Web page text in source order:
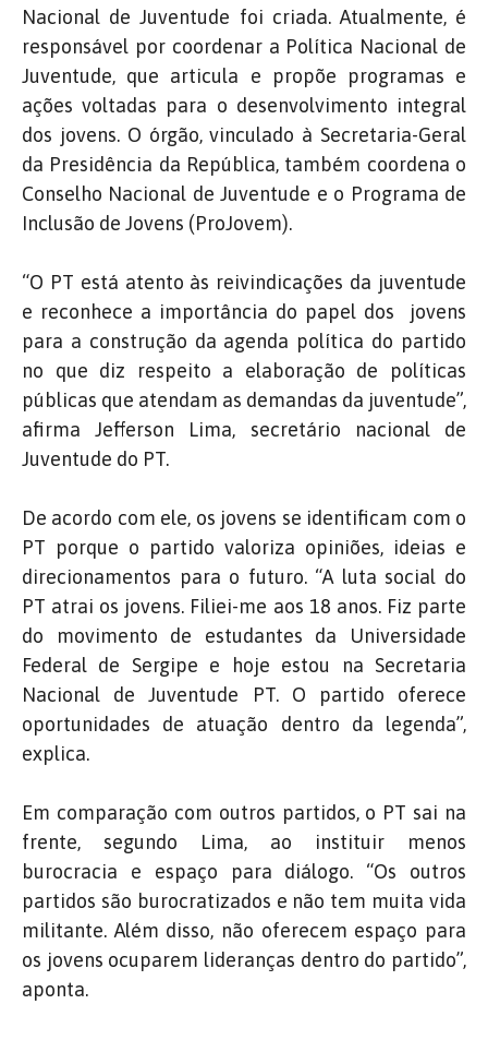
Nacional de Juventude foi criada. Atualmente, é
responsável por coordenar a Política Nacional de
Juventude, que articula e propõe programas e
ações voltadas para o desenvolvimento integral
dos jovens. O órgão, vinculado à Secretaria-Geral
da Presidência da República, também coordena o
Conselho Nacional de Juventude e o Programa de
Inclusão de Jovens (ProJovem).
“O PT está atento às reivindicações da juventude
e reconhece a importância do papel dos jovens
para a construção da agenda política do partido
no que diz respeito a elaboração de políticas
públicas que atendam as demandas da juventude”,
afirma Jefferson Lima, secretário nacional de
Juventude do PT.
De acordo com ele, os jovens se identificam com o
PT porque o partido valoriza opiniões, ideias e
direcionamentos para o futuro. “A luta social do
PT atrai os jovens. Filiei-me aos 18 anos. Fiz parte
do movimento de estudantes da Universidade
Federal de Sergipe e hoje estou na Secretaria
Nacional de Juventude PT. O partido oferece
oportunidades de atuação dentro da legenda”,
explica.
Em comparação com outros partidos, o PT sai na
frente, segundo Lima, ao instituir menos
burocracia e espaço para diálogo. “Os outros
partidos são burocratizados e não tem muita vida
militante. Além disso, não oferecem espaço para
os jovens ocuparem lideranças dentro do partido”,
aponta.